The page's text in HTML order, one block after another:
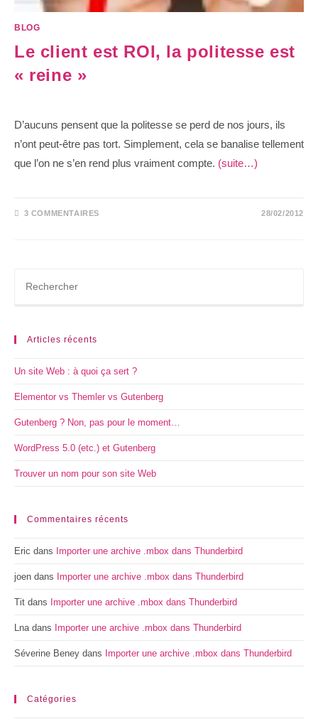
BLOG
Le client est ROI, la politesse est
« reine »
D’aucuns pensent que la politesse se perd de nos jours, ils
n’ont peut-être pas tort. Simplement, cela se banalise tellement
que l’on ne s’en rend plus vraiment compte. (suite…)
3 COMMENTAIRES 28/02/2012
Articles récents
Un site Web : à quoi ça sert ?
Elementor vs Themler vs Gutenberg
Gutenberg ? Non, pas pour le moment…
WordPress 5.0 (etc.) et Gutenberg
Trouver un nom pour son site Web
Commentaires récents
Eric dans Importer une archive .mbox dans Thunderbird
joen dans Importer une archive .mbox dans Thunderbird
Tit dans Importer une archive .mbox dans Thunderbird
Lnadans Importer une archive .mbox dans Thunderbird
Séverine Beney dans Importer une archive .mbox dans Thunderbird
Catégories